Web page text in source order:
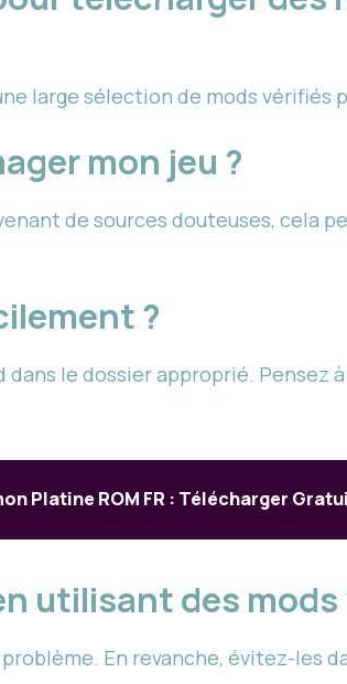
large sélection de mods vérifiés
mon jeu ?
de sources douteuses, cela
?
le dossier approprié. Pensez
Platine ROM FR : Télécharger
utilisant des mods
En revanche, évitez-les